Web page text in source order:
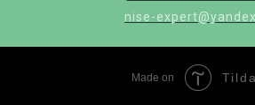
nise-
Made on Tilda